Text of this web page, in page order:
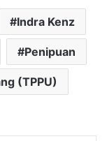
Indra Kenz
Penipuan
(TPPU)